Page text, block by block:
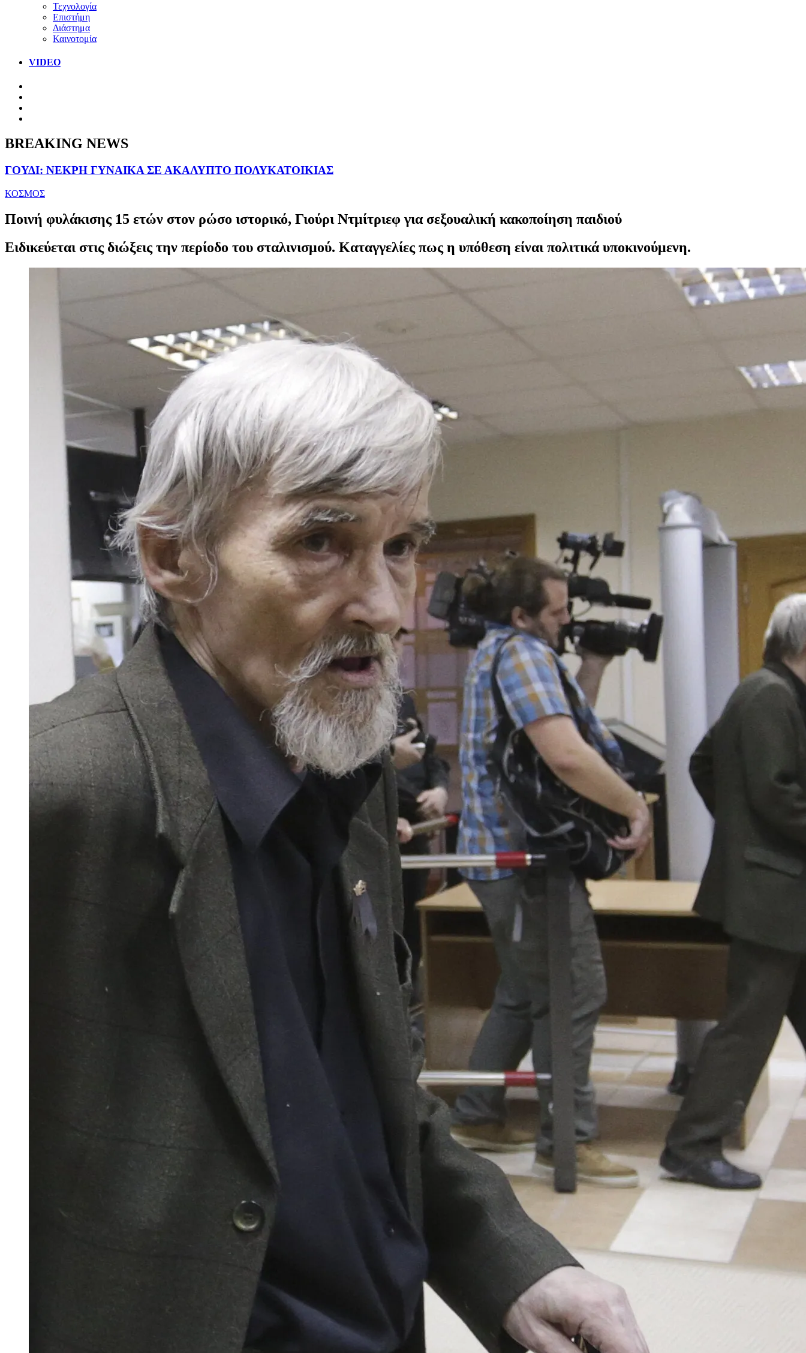
Τεχνολογία
Επιστήμη
Διάστημα
Καινοτομία
VIDEO
BREAKING NEWS
ΓΟΥΔΙ: ΝΕΚΡΗ ΓΥΝΑΙΚΑ ΣΕ ΑΚΑΛΥΠΤΟ ΠΟΛΥΚΑΤΟΙΚΙΑΣ
ΚΟΣΜΟΣ
Ποινή φυλάκισης 15 ετών στον ρώσο ιστορικό, Γιούρι Ντμίτριεφ για σεξουαλική κακοποίηση παιδιού
Ειδικεύεται στις διώξεις την περίοδο του σταλινισμού. Καταγγελίες πως η υπόθεση είναι πολιτικά υποκινούμενη.